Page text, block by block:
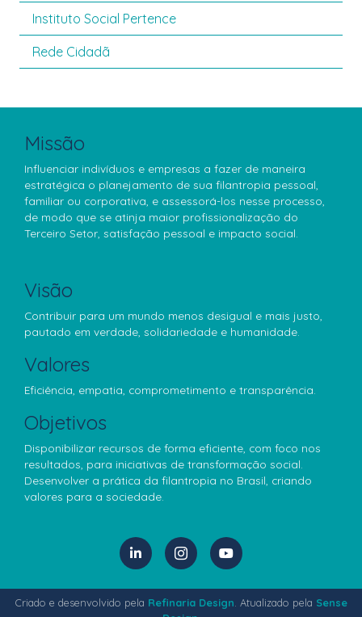
Instituto Social Pertence
Rede Cidadã
Missão
Influenciar indivíduos e empresas a fazer de maneira
estratégica o planejamento de sua filantropia pessoal,
familiar ou corporativa, e assessorá-los nesse processo,
de modo que se atinja maior profissionalização do
Terceiro Setor, satisfação pessoal e impacto social.
Visão
Contribuir para um mundo menos desigual e mais justo,
pautado em verdade, solidariedade e humanidade.
Valores
Eficiência, empatia, comprometimento e transparência.
Objetivos
Disponibilizar recursos de forma eficiente, com foco nos
resultados, para iniciativas de transformação social.
Desenvolver a prática da filantropia no Brasil, criando
valores para a sociedade.
Criado e desenvolvido pela Refinaria Design . Atualizado pela Sense